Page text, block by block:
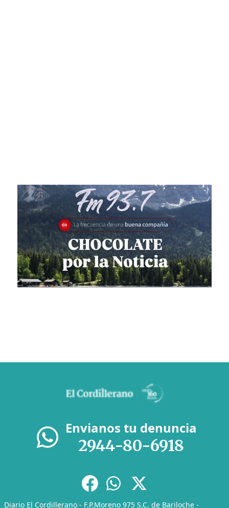
Envianos tu denuncia
2944-80-6918
Diario El Cordillerano - F.P.Moreno 975 S.C. de Bariloche -